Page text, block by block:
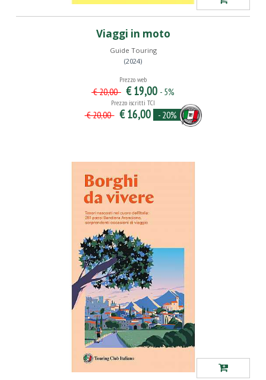
Viaggi in moto
Guide Touring
(2024)
Prezzo web
€ 20,00 € 19,00 - 5%
Prezzo iscritti TCI
€ 20,00 € 16,00 - 20%